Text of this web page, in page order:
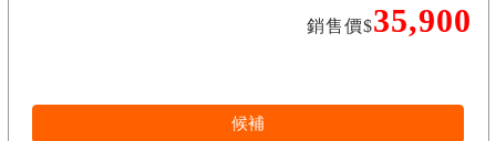
銷售價$35,900
候補